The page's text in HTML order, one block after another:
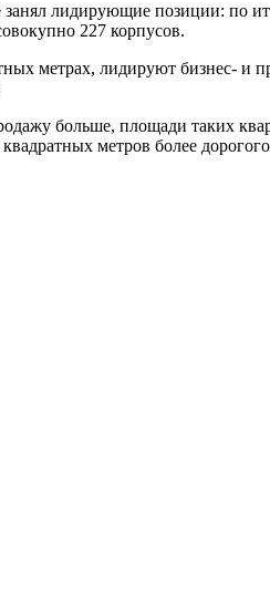
лидирующие позиции: по
227 корпусов.
метрах, лидируют бизнес- и
больше, площади таких
метров более